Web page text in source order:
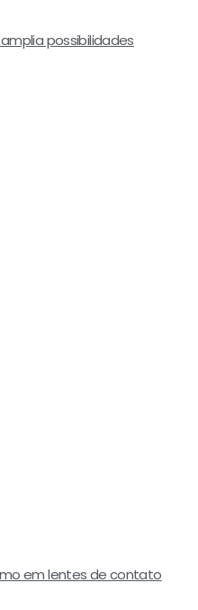
possibilidades
em lentes de contato